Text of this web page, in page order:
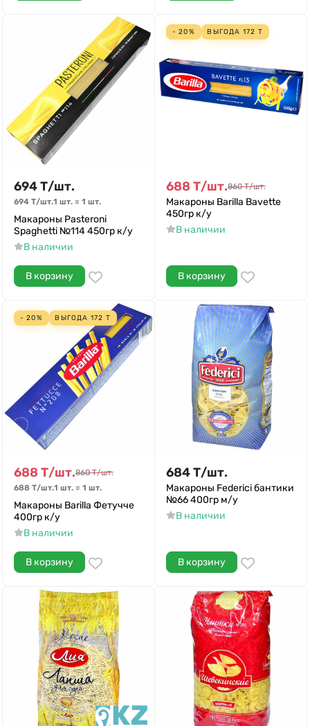
694Т/шт.
694 Т/шт.1 шт. = 1 шт.
Макароны Pasteroni
Spaghetti №114 450гр к/у
В наличии
В корзину
- 20% ВЫГОДА 172 Т
688 Т/шт.860 Т/шт.
Макароны Barilla Bavette
450гр к/у
В наличии
В корзину
- 20% ВЫГОДА 172 Т
688 Т/шт.860 Т/шт.
688 Т/шт.1 шт. = 1 шт.
Макароны Barilla Фетучче
400гр к/у
В наличии
В корзину
684Т/шт.
Макароны Federici бантики
№66 400гр м/у
В наличии
В корзину